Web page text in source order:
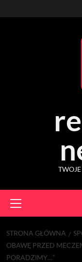
to
Menu
STRONA GŁÓWNA
OBAWĘ PRZED
PORADZIMY…”